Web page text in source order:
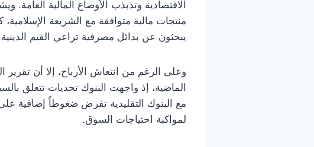
الاقتصادية وتذبذب الأوضاع المالية العامة.
منتجات مالية متوافقة مع الشريعة
يبحثون عن بدائل مصرفية تراعي القيم
وعلى الرغم من انتعاش الأرباح، إلا أن
الماضية، إذ واجهت البنوك تحديات تتعلق
مع البنوك التقليدية تفرض ضغوطاً إضافية
لمواكبة احتياجات السوق.